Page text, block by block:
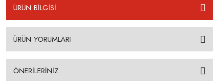
ÜRÜN BİLGİSİ
ÜRÜN YORUMLARI
ÖNERİLERİNİZ